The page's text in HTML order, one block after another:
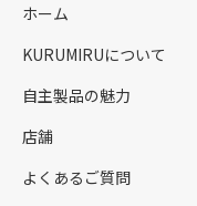
ホーム
KURUMIRUについて
自主製品の魅力
店舗
よくあるご質問